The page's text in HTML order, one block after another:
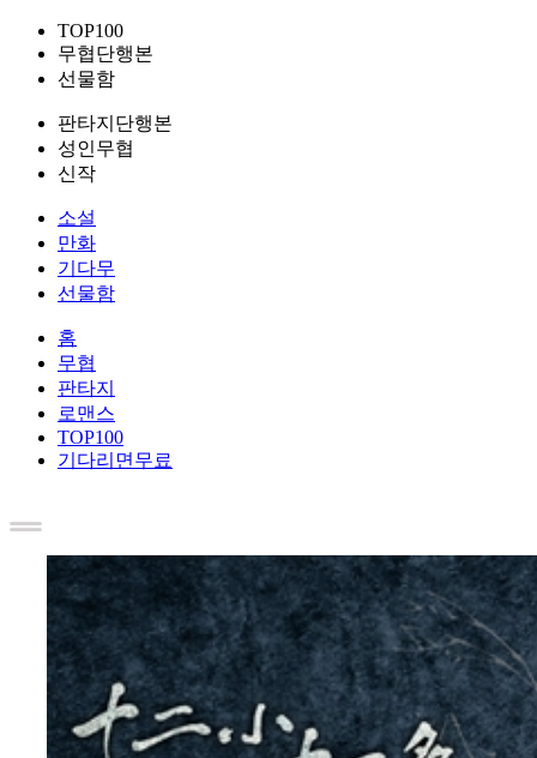
TOP100
무협단행본
선물함
판타지단행본
성인무협
신작
소설
만화
기다무
선물함
홈
무협
판타지
로맨스
TOP100
기다리면무료